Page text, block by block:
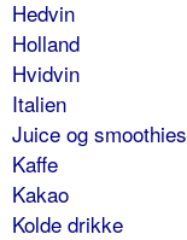
Hedvin
Holland
Hvidvin
Italien
Juice og smoothies
Kaffe
Kakao
Kolde drikke